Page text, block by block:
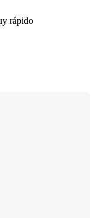
rápido